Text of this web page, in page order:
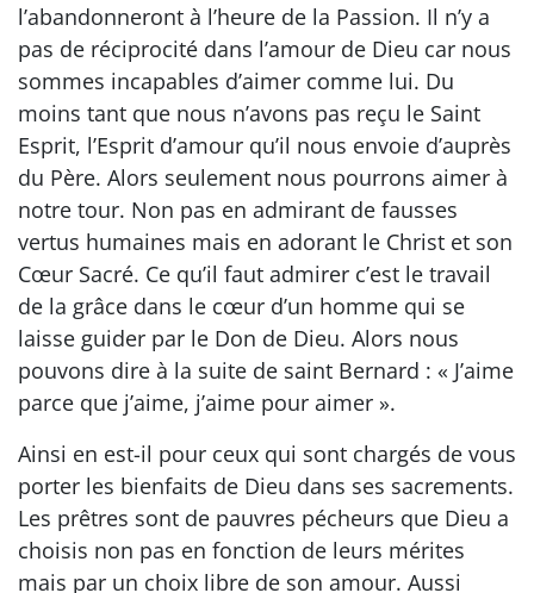
l’abandonneront à l’heure de la Passion. Il n’y a
pas de réciprocité dans l’amour de Dieu car nous
sommes incapables d’aimer comme lui. Du
moins tant que nous n’avons pas reçu le Saint
Esprit, l’Esprit d’amour qu’il nous envoie d’auprès
du Père. Alors seulement nous pourrons aimer à
notre tour. Non pas en admirant de fausses
vertus humaines mais en adorant le Christ et son
Cœur Sacré. Ce qu’il faut admirer c’est le travail
de la grâce dans le cœur d’un homme qui se
laisse guider par le Don de Dieu. Alors nous
pouvons dire à la suite de saint Bernard : « J’aime
parce que j’aime, j’aime pour aimer ».
Ainsi en est-il pour ceux qui sont chargés de vous
porter les bienfaits de Dieu dans ses sacrements.
Les prêtres sont de pauvres pécheurs que Dieu a
choisis non pas en fonction de leurs mérites
mais par un choix libre de son amour. Aussi